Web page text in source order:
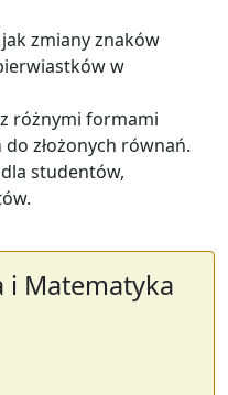
zmiany znaków
w
z różnymi formami
złożonych równań.
studentów,
i Matematyka